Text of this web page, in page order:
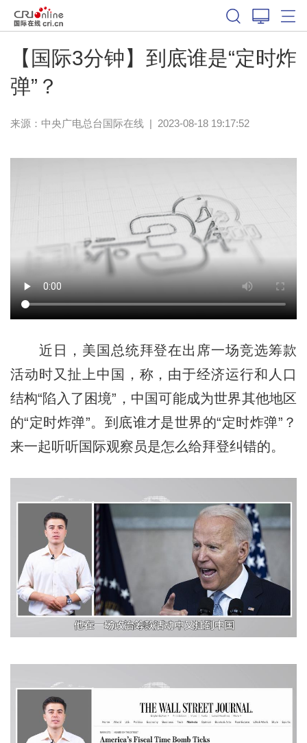
【国际3分钟】到底谁是“定时炸
弹”？
来源：中央广电总台国际在线| 2023-08-18 19:17:52
近日，美国总统拜登在出席一场竞选筹款
活动时又扯上中国，称，由于经济运行和人口
结构“陷入了困境”，中国可能成为世界其他地区
的“定时炸弹”。到底谁才是世界的“定时炸弹”？
来一起听听国际观察员是怎么给拜登纠错的。